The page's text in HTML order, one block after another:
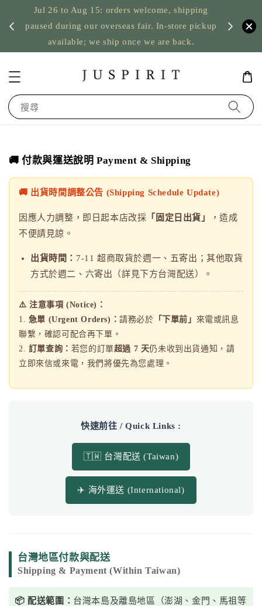
Jul 26 to Aug 15: orders welcome, shipping
paused during our overseas fair. In-store pickup
available; we ship once we are back.
US
搜尋
🚚 付款與運送說明 Payment & Shipping
🚚 出貨時間調整公告 (Shipping Schedule Update)
因應人力調整，即日起本店改採 「固定日出貨」
，造成
不便請見諒。
出貨時間： 7-11 超商取貨於週一、五寄出；其他取貨
方式於週二、六寄出（詳見下方台灣配送）。
⚠️ 注意事項 (Notice)：
1. 急單 (Urgent Orders)：請務必於 「下單前」 來電或訊息
聯繫，確認可配合再下單。
2. 訂單查詢： 若您的訂單超過 7 天仍未收到出貨通知，請
立即來信或來電，我們將優先為您處理。
快速前往 / Quick Links :
🇹🇼 台灣配送 (Taiwan)
✈️ 海外運送 (International)
台灣地區付款與配送
Shipping & Payment (Within Taiwan)
📦 配送範圍： 台灣本島及離島地區（澎湖、金門、馬祖等